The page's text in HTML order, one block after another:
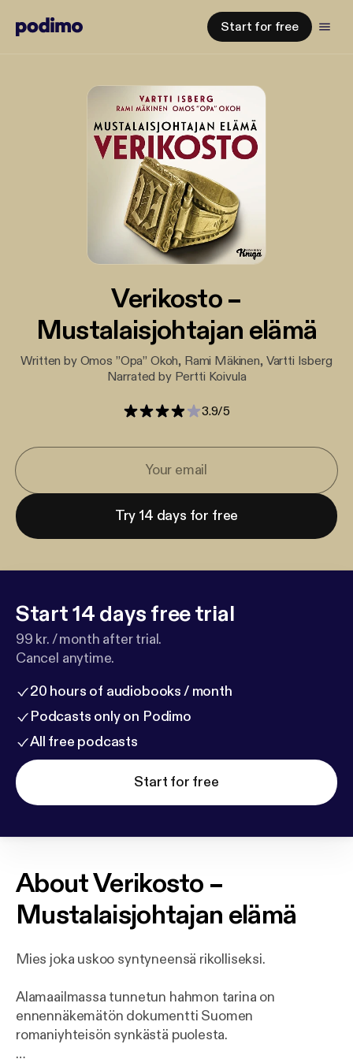
Start for free
Verikosto –
Mustalaisjohtajan elämä
Written by Omos ”Opa” Okoh, Rami Mäkinen, Vartti Isberg
Narrated by Pertti Koivula
3.9/5
Try 14 days for free
Start 14 days free trial
99 kr. / month after trial.
Cancel anytime.
20 hours of audiobooks / month
Podcasts only on Podimo
All free podcasts
Start for free
AboutVerikosto –
Mustalaisjohtajan elämä
Mies joka uskoo syntyneensä rikolliseksi.
Alamaailmassa tunnetun hahmon tarina on
ennennäkemätön dokumentti Suomen
romaniyhteisön synkästä puolesta.